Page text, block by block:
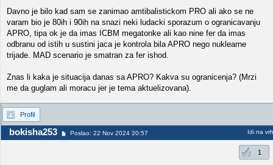
Davno je bilo kad sam se zanimao amtibalistickom PRO ali ako se ne
varam bio je 80ih i 90ih na snazi neki ludacki sporazum o ogranicavanju
APRO, tipa ok je da imas ICBM megatonke ali kao nine fer da imas
odbranu od istih u sustini jaca je kontrola bila APRO nego nuklearne
trijade. MAD scenario je smatran za fer ishod.
Znas li kaka je situacija danas sa APRO? Kakva su ogranicenja? (Mrzi
me da guglam ali moracu jer je tema aktuelizovana).
Profil
bokisha253 Poslao: 22 Nov 2024 20:57 Idi na vrh
1